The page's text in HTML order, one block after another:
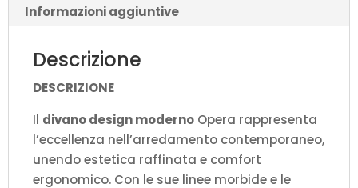
Informazioni aggiuntive
Descrizione
DESCRIZIONE
Il divano design moderno Opera rappresenta
l’eccellenza nell’arredamento contemporaneo,
unendo estetica raffinata e comfort
ergonomico. Con le sue linee morbide e le